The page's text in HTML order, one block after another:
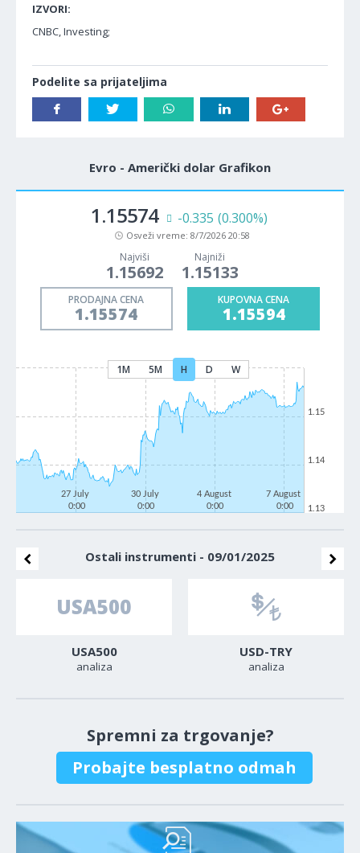
IZVORI:
CNBC, Investing;
Podelite sa prijateljima
Evro - Američki dolar Grafikon
1.15574 -0.335 (0.300%)
Osveži vreme: 8/7/2026 20:58
Najviši
1.15692
Najniži
1.15133
PRODAJNA CENA
1.15574
KUPOVNA CENA
1.15594
1M 5M H D W
27 July
0:00
30 July
0:00
4 August
0:00
7 August
0:00
1.13
1.14
1.15
Ostali instrumenti - 09/01/2025
USA500
analiza
USD-TRY
analiza
Spremni za trgovanje?
Probajte besplatno odmah